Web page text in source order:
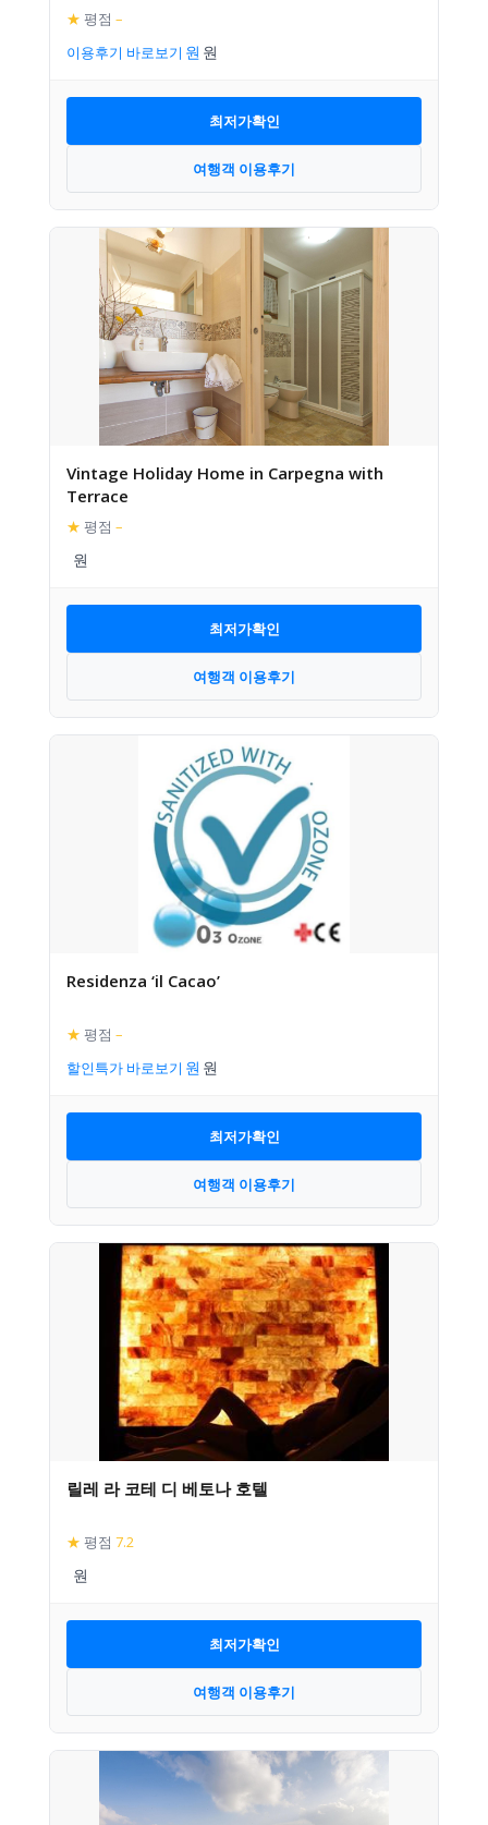
★ 평점 –
이용후기 바로보기
최저가확인
여행객 이용후기
Vintage Holiday Home in Carpegna with
Terrace
★ 평점 –
최저가확인
여행객 이용후기
Residenza ‘il Cacao’
★ 평점 –
할인특가 바로보기
최저가확인
여행객 이용후기
릴레 라 코테 디 베토나 호텔
★ 평점 7.2
최저가확인
여행객 이용후기